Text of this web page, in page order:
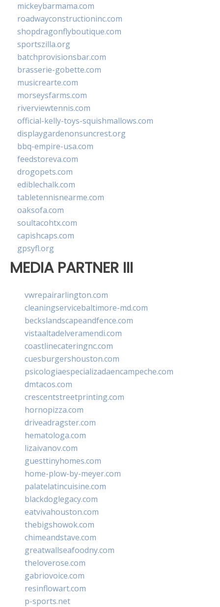
mickeybarmama.com
roadwayconstructioninc.com
shopdragonflyboutique.com
sportszilla.org
batchprovisionsbar.com
brasserie-gobette.com
musicrearte.com
morseysfarms.com
riverviewtennis.com
official-kelly-toys-squishmallows.com
displaygardenonsuncrest.org
bbq-empire-usa.com
feedstoreva.com
drogopets.com
ediblechalk.com
tabletennisnearme.com
oaksofa.com
soultacohtx.com
capishcaps.com
gpsyfl.org
MEDIA PARTNER III
vwrepairarlington.com
cleaningservicebaltimore-md.com
beckslandscapeandfence.com
vistaaltadelveramendi.com
coastlinecateringnc.com
cuesburgershouston.com
psicologiaespecializadaencampeche.com
dmtacos.com
crescentstreetprinting.com
hornopizza.com
driveadragster.com
hematologa.com
lizaivanov.com
guesttinyhomes.com
home-plow-by-meyer.com
palatelatincuisine.com
blackdoglegacy.com
eatvivahouston.com
thebigshowok.com
chimeandstave.com
greatwallseafoodny.com
theloverose.com
gabriovoice.com
resinflowart.com
p-sports.net